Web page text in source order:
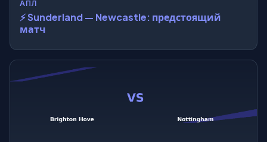
АПЛ
⚡ Sunderland — Newcastle: предстоящий
матч